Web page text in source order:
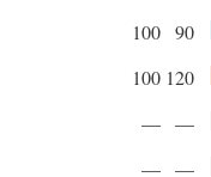
90
100
120
100
—
—
—
—